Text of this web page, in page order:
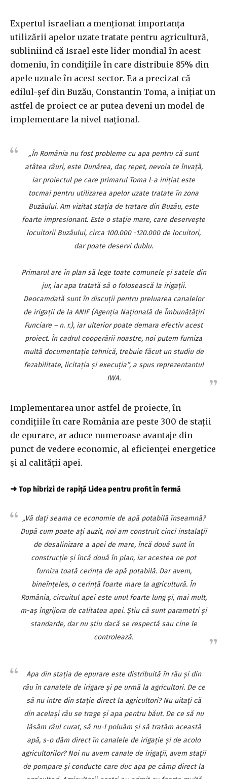
Expertul israelian a menţionat importanţa
utilizării apelor uzate tratate pentru agricultură,
subliniind că Israel este lider mondial în acest
domeniu, în condiţiile în care distribuie 85% din
apele uzuale în acest sector. Ea a precizat că
edilul-şef din Buzău, Constantin Toma, a iniţiat un
astfel de proiect ce ar putea deveni un model de
implementare la nivel naţional.
„În România nu fost probleme cu apa pentru că sunt
atâtea râuri, este Dunărea, dar, repet, nevoia te învaţă,
iar proiectul pe care primarul Toma l-a iniţiat este
tocmai pentru utilizarea apelor uzate tratate în zona
Buzăului. Am vizitat staţia de tratare din Buzău, este
foarte impresionant. Este o staţie mare, care deserveşte
locuitorii Buzăului, circa 100.000 -120.000 de locuitori,
dar poate deservi dublu.
Primarul are în plan să lege toate comunele şi satele din
jur, iar apa tratată să o folosească la irigaţii.
Deocamdată sunt în discuţii pentru preluarea canalelor
de irigaţii de la ANIF (Agenţia Naţională de Îmbunătăţiri
Funciare – n. r.), iar ulterior poate demara efectiv acest
proiect. În cadrul cooperării noastre, noi putem furniza
multă documentaţie tehnică, trebuie făcut un studiu de
fezabilitate, licitaţia şi execuţia”, a spus reprezentantul
IWA.
Implementarea unor astfel de proiecte, în
condiţiile în care România are peste 300 de staţii
de epurare, ar aduce numeroase avantaje din
punct de vedere economic, al eficienţei energetice
şi al calităţii apei.
➜ Top hibrizi de rapiță Lidea pentru profit în fermă
„Vă daţi seama ce economie de apă potabilă înseamnă?
După cum poate aţi auzit, noi am construit cinci instalaţii
de desalinizare a apei de mare, încă două sunt în
construcţie şi încă două în plan, iar acestea ne pot
furniza toată cerinţa de apă potabilă. Dar avem,
bineînţeles, o cerinţă foarte mare la agricultură. În
România, circuitul apei este unul foarte lung şi, mai mult,
m-aş îngrijora de calitatea apei. Ştiu că sunt parametri şi
standarde, dar nu ştiu dacă se respectă sau cine le
controlează.
Apa din staţia de epurare este distribuită în râu şi din
râu în canalele de irigare şi pe urmă la agricultori. De ce
să nu intre din staţie direct la agricultori? Nu uitaţi că
din acelaşi râu se trage şi apa pentru băut. De ce să nu
lăsăm râul curat, să nu-l poluăm şi să tratăm această
apă, s-o dăm direct în canalele de irigaţie şi de acolo
agricultorilor? Noi nu avem canale de irigaţii, avem staţii
de pompare şi conducte care duc apa pe câmp direct la